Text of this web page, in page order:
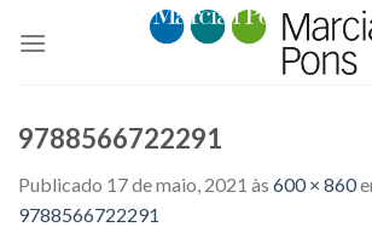
9788566722291
Publicado 17 de maio, 2021 às 600 × 860
9788566722291